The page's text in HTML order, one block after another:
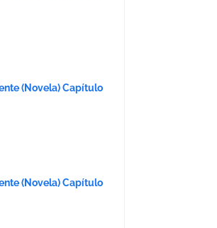
(Novela) Capítulo
(Novela) Capítulo